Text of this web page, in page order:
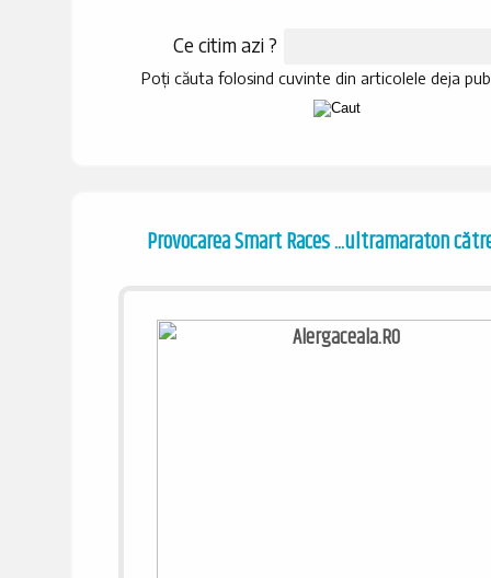
Ce citim azi ?
Poți căuta folosind cuvinte din articolele deja
Provocarea Smart Races ...ultramaraton